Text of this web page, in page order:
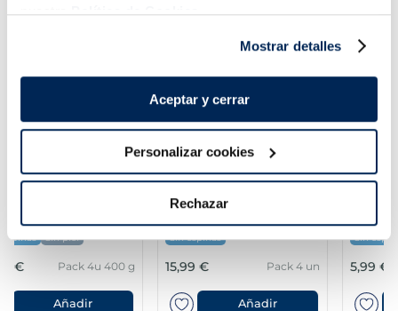
nuestraPolítica de Cookies.
Mostrar detalles
Aceptar y cerrar
Personalizar cookies
Rechazar
Sin espinas
15,99 € Pack 4 un
Filets de llobarro
Sin espinas
Pack 180 g